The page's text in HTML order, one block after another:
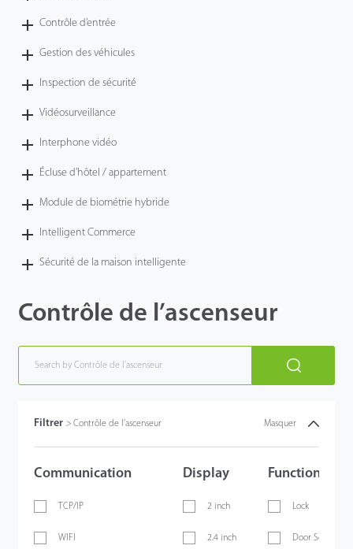
Contrôle d’entrée
Gestion des véhicules
Inspection de sécurité
Vidéosurveillance
Interphone vidéo
Écluse d’hôtel / appartement
Module de biométrie hybride
Intelligent Commerce
Sécurité de la maison intelligente
Contrôle de l’ascenseur
Filtrer > Contrôle de l’ascenseur Masquer
Communication
TCP/IP
WIFI
Display
2 inch
2.4 inch
Functions
Lock
Door Sensor